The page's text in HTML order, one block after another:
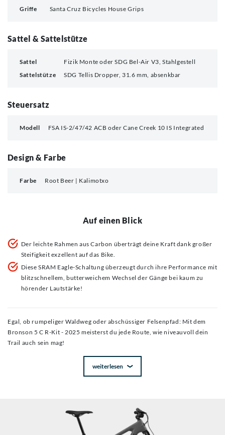
Griffe
Santa Cruz Bicycles House Grips
Sattel & Sattelstütze
Sattel
Fizik Monte oder SDG Bel-Air V3, Stahlgestell
Sattelstütze
SDG Tellis Dropper, 31.6 mm, absenkbar
Steuersatz
Modell FSA IS-2/47/42 ACB oder Cane Creek 10 IS Integrated
Design & Farbe
Farbe Root Beer | Kalimotxo
Auf einen Blick
Der leichte Rahmen aus Carbon überträgt deine Kraft dank großer
Steifigkeit exzellent auf das Bike.
Diese SRAM Eagle-Schaltung überzeugt durch ihre Performance mit
blitzschnellem, butterweichem Wechsel der Gänge bei kaum zu
hörender Lautstärke!
Egal, ob rumpeliger Waldweg oder abschüssiger Felsenpfad: Mit dem
Bronson 5 C R-Kit - 2025 meisterst du jede Route, wie niveauvoll dein
Trail auch sein mag!
weiterlesen